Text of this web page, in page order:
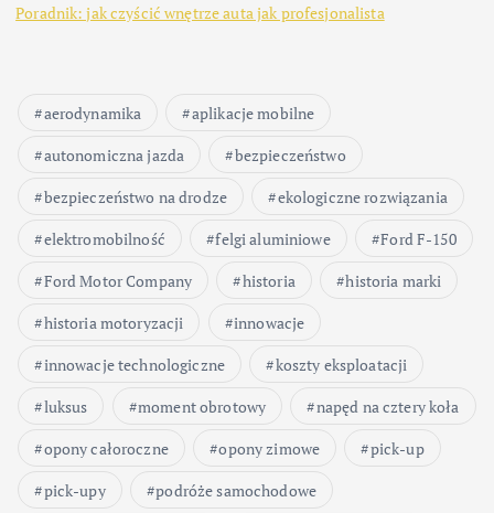
Poradnik: jak czyścić wnętrze auta jak profesjonalista
aerodynamika
aplikacje mobilne
autonomiczna jazda
bezpieczeństwo
bezpieczeństwo na drodze
ekologiczne rozwiązania
elektromobilność
felgi aluminiowe
Ford F-150
Ford Motor Company
historia
historia marki
historia motoryzacji
innowacje
innowacje technologiczne
koszty eksploatacji
luksus
moment obrotowy
napęd na cztery koła
opony całoroczne
opony zimowe
pick-up
pick-upy
podróże samochodowe